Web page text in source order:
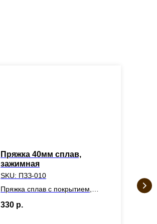
Пряжка 40мм сплав,
зажимная
SKU: ПЗЗ-010
Пряжка сплав с покрытием,
40мм
330 р.
1